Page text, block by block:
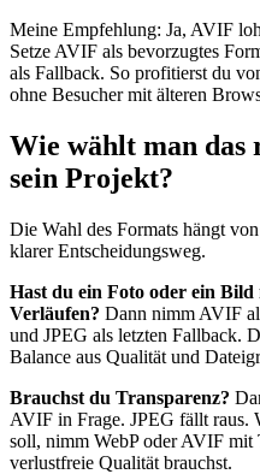
Meine Empfehlung: Ja, AVIF
Setze AVIF als bevorzugtes
als Fallback. So profitierst du
ohne Besucher mit älteren
Wie wählt man
sein Projekt?
Die Wahl des Formats hängt
klarer Entscheidungsweg.
Hast du ein Foto oder ein
Verläufen? Dann nimm AVIF
und JPEG als letzten Fallback.
Balance aus Qualität und
Brauchst du Transparenz?
AVIF in Frage. JPEG fällt raus.
soll, nimm WebP oder AVIF mit
verlustfreie Qualität brauchst.